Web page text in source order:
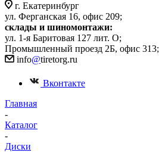
г. Екатеринбург
ул. Ферганская 16, офис 209;
склады и шиномонтажи:
ул. 1-я Баритовая 127 лит. О;
Промышленный проезд 2Б, офис 313;
info@tiretorg.ru
Вконтакте
Главная
-
Каталог
-
Диски